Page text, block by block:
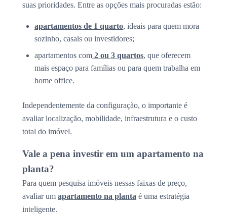
suas prioridades. Entre as opções mais procuradas estão:
apartamentos de 1 quarto, ideais para quem mora
sozinho, casais ou investidores;
apartamentos com 2 ou 3 quartos, que oferecem
mais espaço para famílias ou para quem trabalha em
home office.
Independentemente da configuração, o importante é
avaliar localização, mobilidade, infraestrutura e o custo
total do imóvel.
Vale a pena investir em um apartamento na
planta?
Para quem pesquisa imóveis nessas faixas de preço,
avaliar um apartamento na planta é uma estratégia
inteligente.